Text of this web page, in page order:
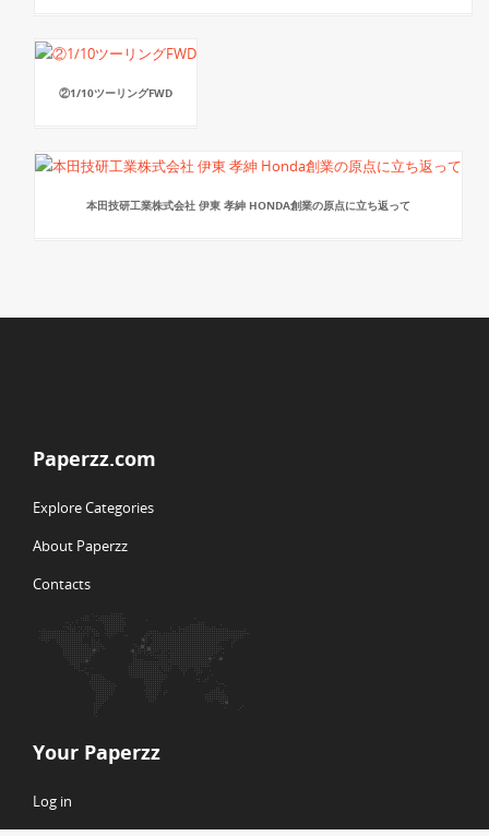
②1/10ツーリングFWD
本田技研工業株式会社 伊東 孝紳 HONDA創業の原点に立ち返って
Paperzz.com
Explore Categories
About Paperzz
Contacts
Your Paperzz
Log in